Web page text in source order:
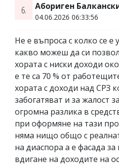
6. Абориген
04.06.2026 06:33:56
Не е въпроса с колко се е
какво можеш да си
хората с ниски доходи
е те са 70 % от
хората с доходи над СРЗ
забогатяват и за жалост
огромна разлика в
при оформяне на тази
няма нищо общо с
на диаспора а е фасада
вдигане на доходите на